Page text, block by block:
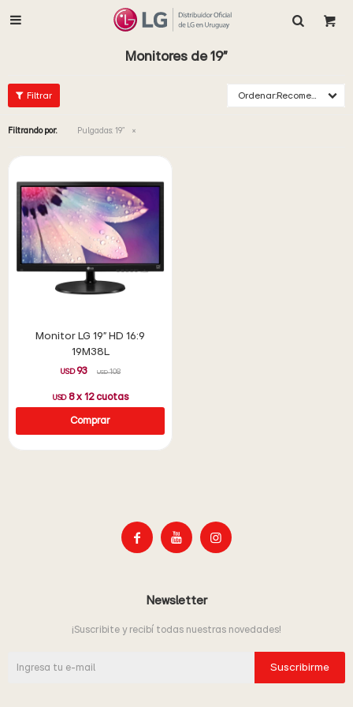

Monitores de 19"
Recomendados
Filtrando por: Pulgadas: 19"
Monitor LG 19" HD 16:9
19M38L
USD 93 USD 108
USD 8x 12cuotas
  
Newsletter
¡Suscribite y recibí todas nuestras novedades!
Suscribirme